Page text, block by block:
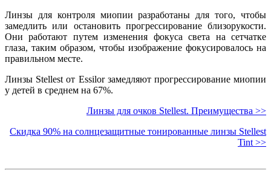
Линзы для контроля миопии разработаны для того, чтобы
замедлить или остановить прогрессирование близорукости.
Они работают путем изменения фокуса света на сетчатке
глаза, таким образом, чтобы изображение фокусировалось на
правильном месте.
Линзы Stellest от Essilor замедляют прогрессирование миопии
у детей в среднем на 67%.
Линзы для очков Stellest. Преимущества >>
Скидка 90% на солнцезащитные тонированные линзы Stellest
Tint >>